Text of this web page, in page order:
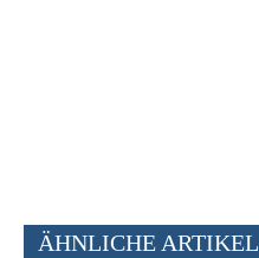
ÄHNLICHE ARTIKEL